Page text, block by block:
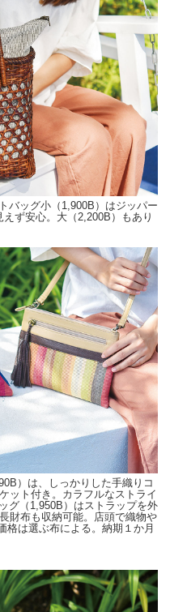
バッグ小（1,900B）はジッパー
ず安心。大（2,200B）もあり
）は、しっかりした手織りコ
ット付き。カラフルなストライ
グ（1,950B）はストラップを外
財布も収納可能。店頭で織物や
格は選ぶ布による。納期１か月